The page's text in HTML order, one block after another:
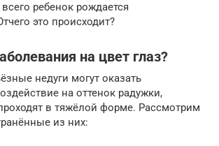
ребенок рождается
это происходит?
на цвет глаз?
недуги могут оказать
на оттенок радужки,
в тяжёлой форме. Рассмотрим
из них: